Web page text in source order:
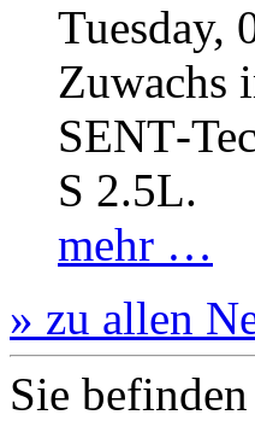
Tuesday,
Zuwachs
S 2.5L.
mehr …
» zu allen
Sie